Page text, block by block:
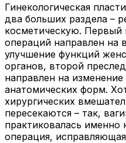
Гинекологическая
два больших раздела –
косметическую. Первый
операций направлен на
улучшение функций
органов, второй
направлен на изменение
анатомических форм.
хирургических
пересекаются – так,
практиковалась именно
операция,